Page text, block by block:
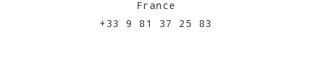
France
+33 9 81 37 25 83